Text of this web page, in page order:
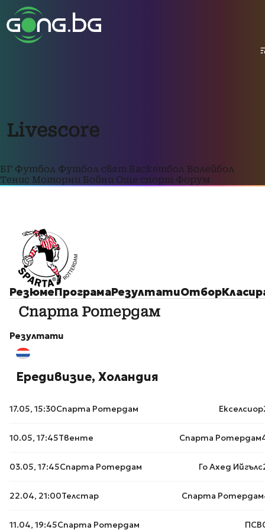
Livescore
БГ Футбол Футбол свят Баскетбол Волейбол
Тенис Моторни Бойни Още спорт Форум
Спарта Ротердам
РезюмеПрограмаРезултатиОтбор
Резултати
Ередивизие, Холандия
17.05, 15:30Спарта Ротердам Екселсиор
10.05, 17:45Твенте Спарта Ротердам
03.05, 17:45Спарта Ротердам Го Ахед Ийгълс
22.04, 21:00Телстар Спарта Ротердам
11.04, 19:45Спарта Ротердам ПСВ